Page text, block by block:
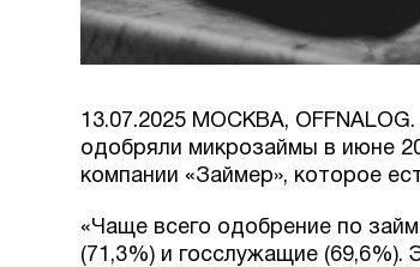
13.07.2025 МОСКВА,
одобряли микрозаймы в июне
компании «Займер», которое
«Чаще всего одобрение по
(71,3%) и госслужащие